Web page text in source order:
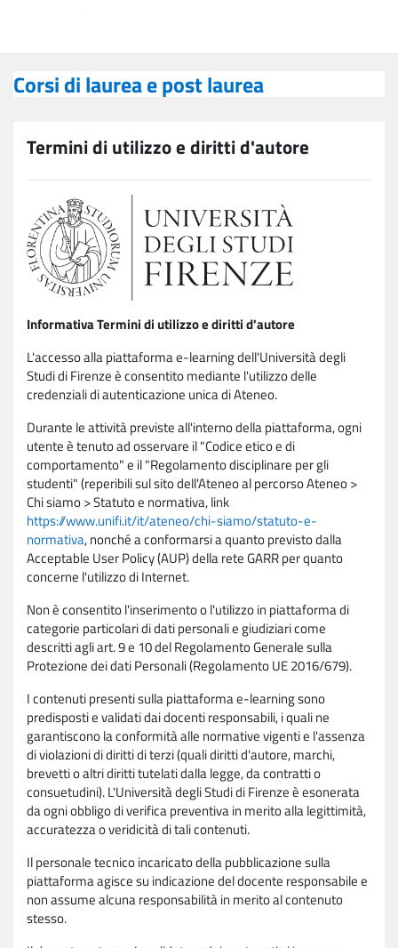
Corsi di laurea e post laurea
Termini di utilizzo e diritti d'autore
Informativa Termini di utilizzo e diritti d'autore
L'accesso alla piattaforma e-learning dell'Università degli
Studi di Firenze è consentito mediante l'utilizzo delle
credenziali di autenticazione unica di Ateneo.
Durante le attività previste all'interno della piattaforma, ogni
utente è tenuto ad osservare il "Codice etico e di
comportamento" e il "Regolamento disciplinare per gli
studenti" (reperibili sul sito dell'Ateneo al percorso Ateneo >
Chi siamo > Statuto e normativa, link
https://www.unifi.it/it/ateneo/chi-siamo/statuto-e-
normativa, nonché a conformarsi a quanto previsto dalla
Acceptable User Policy (AUP) della rete GARR per quanto
concerne l'utilizzo di Internet.
Non è consentito l'inserimento o l'utilizzo in piattaforma di
categorie particolari di dati personali e giudiziari come
descritti agli art. 9 e 10 del Regolamento Generale sulla
Protezione dei dati Personali (Regolamento UE 2016/679).
I contenuti presenti sulla piattaforma e-learning sono
predisposti e validati dai docenti responsabili, i quali ne
garantiscono la conformità alle normative vigenti e l'assenza
di violazioni di diritti di terzi (quali diritti d'autore, marchi,
brevetti o altri diritti tutelati dalla legge, da contratti o
consuetudini). L'Università degli Studi di Firenze è esonerata
da ogni obbligo di verifica preventiva in merito alla legittimità,
accuratezza o veridicità di tali contenuti.
Il personale tecnico incaricato della pubblicazione sulla
piattaforma agisce su indicazione del docente responsabile e
non assume alcuna responsabilità in merito al contenuto
stesso.